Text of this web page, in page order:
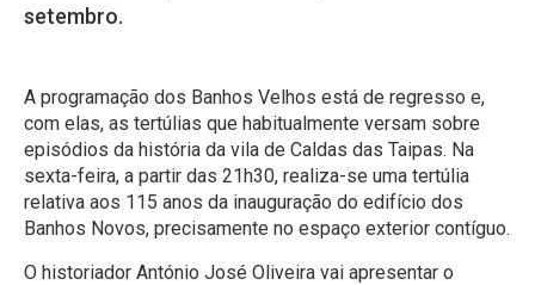
setembro.
A programação dos Banhos Velhos está de regresso e,
com elas, as tertúlias que habitualmente versam sobre
episódios da história da vila de Caldas das Taipas. Na
sexta-feira, a partir das 21h30, realiza-se uma tertúlia
relativa aos 115 anos da inauguração do edifício dos
Banhos Novos, precisamente no espaço exterior contíguo.
O historiador António José Oliveira vai apresentar o